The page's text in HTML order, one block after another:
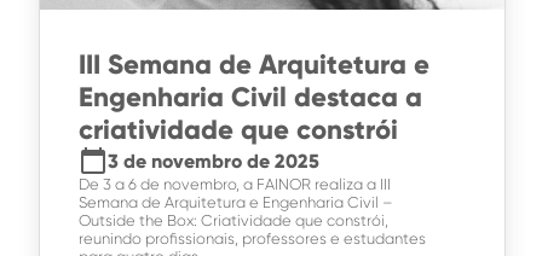
III Semana de Arquitetura e
Engenharia Civil destaca a
criatividade que constrói
calendar_today 3 de novembro de 2025
De 3 a 6 de novembro, a FAINOR realiza a III
Semana de Arquitetura e Engenharia Civil –
Outside the Box: Criatividade que constrói,
reunindo profissionais, professores e estudantes